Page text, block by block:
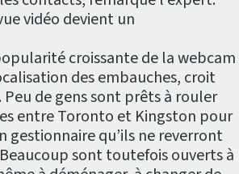
vidéo devient un
croissante de la webcam
des embauches, croit
de gens sont prêts à rouler
entre Toronto et Kingston pour
gestionnaire qu’ils ne reverront
sont toutefois ouverts à